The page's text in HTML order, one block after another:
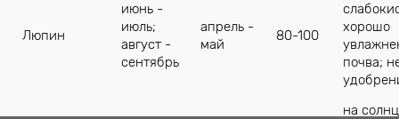
Люпин
июнь -
июль;
август -
сентябрь
апрель -
май
80-100
хорошо
почва;
на